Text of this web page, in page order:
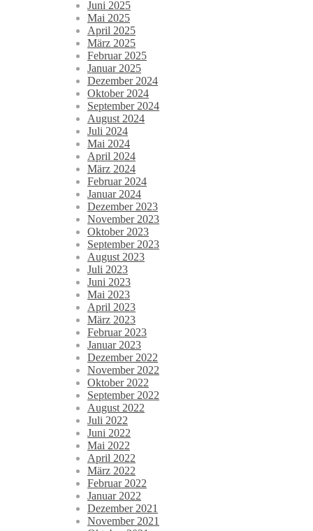
Juni 2025
Mai 2025
April 2025
März 2025
Februar 2025
Januar 2025
Dezember 2024
Oktober 2024
September 2024
August 2024
Juli 2024
Mai 2024
April 2024
März 2024
Februar 2024
Januar 2024
Dezember 2023
November 2023
Oktober 2023
September 2023
August 2023
Juli 2023
Juni 2023
Mai 2023
April 2023
März 2023
Februar 2023
Januar 2023
Dezember 2022
November 2022
Oktober 2022
September 2022
August 2022
Juli 2022
Juni 2022
Mai 2022
April 2022
März 2022
Februar 2022
Januar 2022
Dezember 2021
November 2021